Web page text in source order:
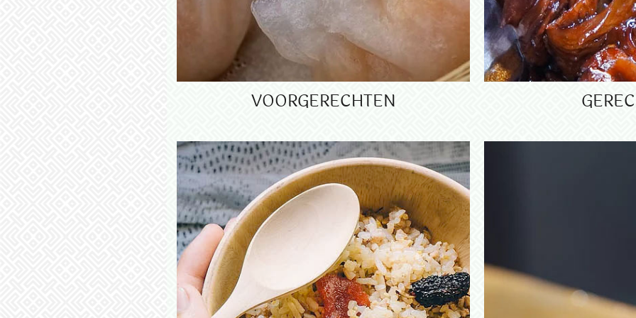
VOORGERECHTEN